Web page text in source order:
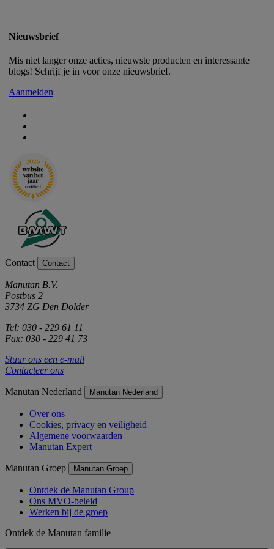
Nieuwsbrief
Mis niet langer onze acties, nieuwste producten en interessante
blogs! Schrijf je in voor onze nieuwsbrief.
Aanmelden
Contact Contact
Manutan B.V.
Postbus 2
3734 ZG Den Dolder
Tel: 030 - 229 61 11
Fax: 030 - 229 41 73
Stuur ons een e-mail
Contacteer ons
Manutan Nederland Manutan Nederland
Over ons
Cookies, privacy en veiligheid
Algemene voorwaarden
Manutan Expert
Manutan Groep Manutan Groep
Ontdek de Manutan Group
Ons MVO-beleid
Werken bij de groep
Ontdek de Manutan familie